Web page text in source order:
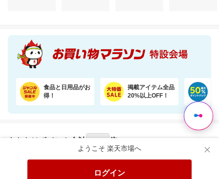
ようこそ 楽天市場へ
ログイン
食品と日用品がお
得！
掲載アイテム全品
20%以上OFF！
あなたはポイント 合計 倍